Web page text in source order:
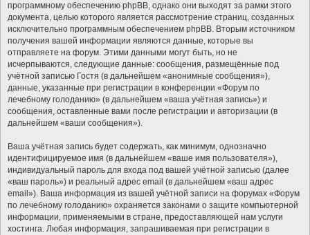
программному обеспечению phpBB, однако они выходят за рамки этого
документа, целью которого является рассмотрение страниц, созданных
исключительно программным обеспечением phpBB. Вторым источником
получения вашей информации являются данные, которые вы
отправляете на форум. Этими данными могут быть, но не
исчерпываются, следующие данные: сообщения, размещённые под
учётной записью Гостя (в дальнейшем «анонимные сообщения»),
данные, указанные при регистрации в конференции «Форум по
лечебному голоданию» (в дальнейшем «ваша учётная запись») и
сообщения, оставленные вами после регистрации и авторизации (в
дальнейшем «ваши сообщения»).
Ваша учётная запись будет содержать, как минимум, однозначно
идентифицируемое имя (в дальнейшем «ваше имя пользователя»),
индивидуальный пароль для входа под вашей учётной записью (далее
«ваш пароль») и реальный адрес email (в дальнейшем «ваш адрес
email»). Ваша информация из вашей учётной записи на форумах «Форум
по лечебному голоданию» охраняется законами о защите компьютерной
информации, применяемыми в стране, предоставляющей нам услуги
хостинга. Любая информация, запрашиваемая при регистрации в